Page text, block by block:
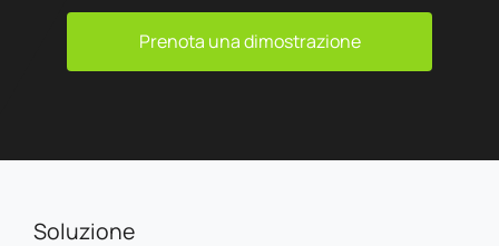
Prenota una dimostrazione
Soluzione